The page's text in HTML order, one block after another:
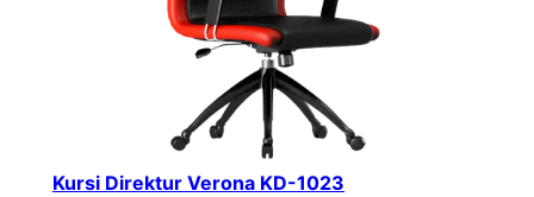
Kursi Direktur Verona KD-1023